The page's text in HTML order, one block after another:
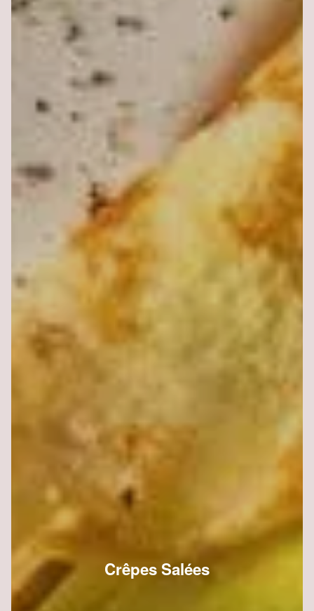
Crêpes Salées